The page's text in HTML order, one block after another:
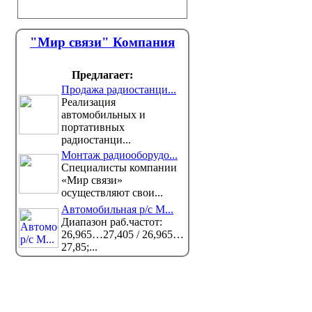
"Мир связи" Компания
Предлагает:
Продажа радиостанци...
Реализация
автомобильных и
портативных
радиостанци...
Монтаж радиооборудо...
Специалисты компании
«Мир связи»
осуществляют свои...
Автомобильная р/с M...
Диапазон раб.частот:
26,965…27,405 / 26,965…
27,85;...